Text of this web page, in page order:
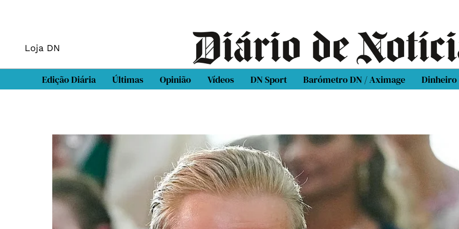
Loja DN
Edição Diária Últimas Opinião Vídeos DN Sport Barómetro DN / Aximage Dinheiro